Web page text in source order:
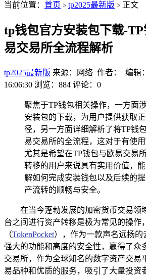
当前位置： 首页 > tp2025最新版 > 正文
tp钱包官方安装包下载-
易交易所全流程解析
tp2025最新版 来源：网络 作者： 编辑
16:06:30 浏览：884 评论：0
聚焦于TP钱包相关操作，一方面
安装包的下载，为用户提供获取
径，另一方面详细解析了将TP钱
易交易所的全流程，这对于有使用
尤其是希望在TP钱包与欧易交易
转移的用户来说具有实用价值，
解如何完成安装钱包以及后续的
产流转的顺畅与安全。
在当今蓬勃发展的加密货币交易领
台之间进行资产转移是极为常见的操作
（TokenPocket），作为一款声名远扬
强大的功能和高度的安全性，赢得了众
交易所，作为全球知名的数字资产交易
易品种和优质的服务，吸引了大量投资